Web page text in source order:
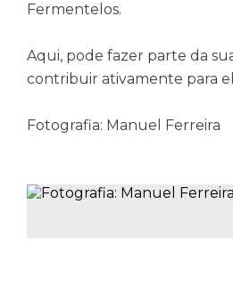
Fermentelos.
Aqui, pode fazer parte da
contribuir ativamente para
Fotografia: Manuel Ferreira